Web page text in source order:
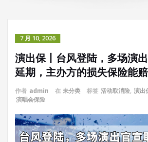
7 月 10, 2026
演出保丨台风登陆，多场演出
延期，主办方的损失保险能
作者 admin 在 未分类 标签 活动取消险, 演出
演唱会保险